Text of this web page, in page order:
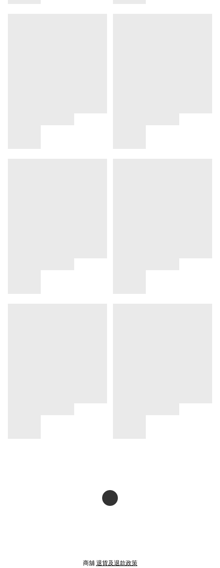
商舖 退貨及退款政策